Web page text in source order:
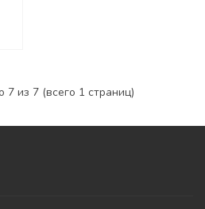
7 из 7 (всего 1 страниц)